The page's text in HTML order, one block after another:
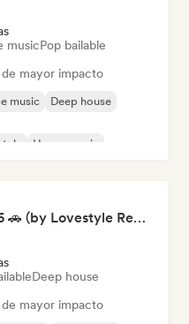
musicPop bailable
de mayor impacto
music
Deep house
House music
CAR MUSIC 2026 🚗 (by Lovestyle Records)
Deep house
de mayor impacto